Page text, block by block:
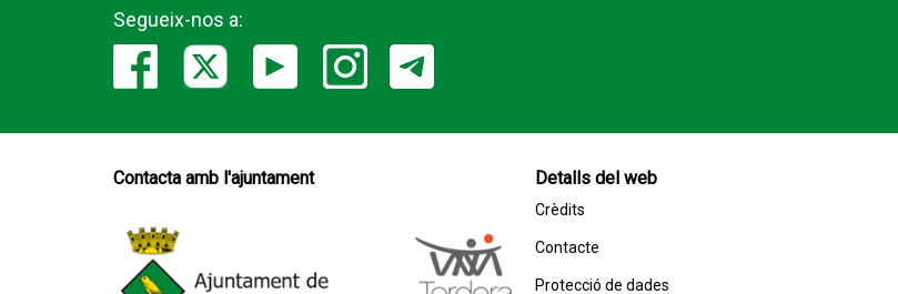
Segueix-nos a:
Contacta amb l'ajuntament Detalls del web
Crèdits
Contacte
Protecció de dades